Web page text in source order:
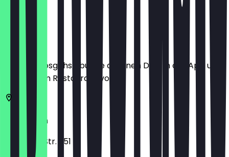
Bevor du losgehst, buche dir einen Deal in der App und
zeige ihn im Restaurant vor.
50937
Köln
Zülpicher Str. 251